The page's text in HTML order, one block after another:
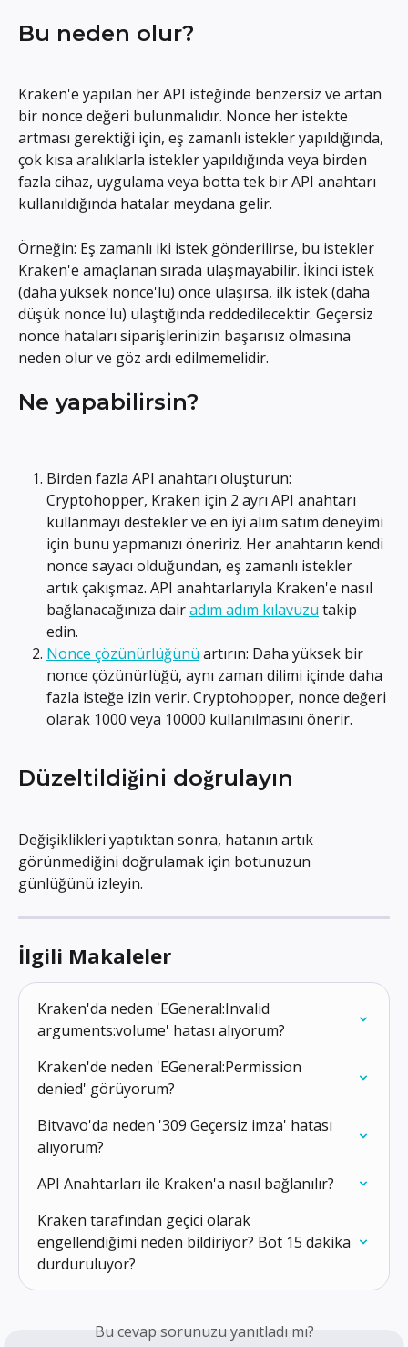
Bu neden olur?
Kraken'e yapılan her API isteğinde benzersiz ve artan
bir nonce değeri bulunmalıdır. Nonce her istekte
artması gerektiği için, eş zamanlı istekler yapıldığında,
çok kısa aralıklarla istekler yapıldığında veya birden
fazla cihaz, uygulama veya botta tek bir API anahtarı
kullanıldığında hatalar meydana gelir.
Örneğin: Eş zamanlı iki istek gönderilirse, bu istekler
Kraken'e amaçlanan sırada ulaşmayabilir. İkinci istek
(daha yüksek nonce'lu) önce ulaşırsa, ilk istek (daha
düşük nonce'lu) ulaştığında reddedilecektir. Geçersiz
nonce hataları siparişlerinizin başarısız olmasına
neden olur ve göz ardı edilmemelidir.
Ne yapabilirsin?
Birden fazla API anahtarı oluşturun:
Cryptohopper, Kraken için 2 ayrı API anahtarı
kullanmayı destekler ve en iyi alım satım deneyimi
için bunu yapmanızı öneririz. Her anahtarın kendi
nonce sayacı olduğundan, eş zamanlı istekler
artık çakışmaz. API anahtarlarıyla Kraken'e nasıl
bağlanacağınıza dair adım adım kılavuzu takip
edin.
Nonce çözünürlüğünü artırın: Daha yüksek bir
nonce çözünürlüğü, aynı zaman dilimi içinde daha
fazla isteğe izin verir. Cryptohopper, nonce değeri
olarak 1000 veya 10000 kullanılmasını önerir.
Düzeltildiğini doğrulayın
Değişiklikleri yaptıktan sonra, hatanın artık
görünmediğini doğrulamak için botunuzun
günlüğünü izleyin.
İlgili Makaleler
Kraken'da neden 'EGeneral:Invalid
arguments:volume' hatası alıyorum?
Kraken'de neden 'EGeneral:Permission
denied' görüyorum?
Bitvavo'da neden '309 Geçersiz imza' hatası
alıyorum?
API Anahtarları ile Kraken'a nasıl bağlanılır?
Kraken tarafından geçici olarak
engellendiğimi neden bildiriyor? Bot 15 dakika
durduruluyor?
Bu cevap sorunuzu yanıtladı mı?